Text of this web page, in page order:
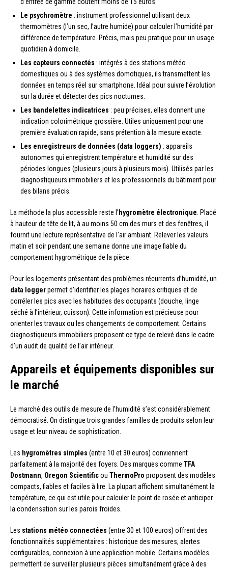
d’entrée de gamme coûtent moins de 15 euros.
Le psychromètre : instrument professionnel utilisant deux
thermomètres (l’un sec, l’autre humide) pour calculer l’humidité par
différence de température. Précis, mais peu pratique pour un usage
quotidien à domicile.
Les capteurs connectés : intégrés à des stations météo
domestiques ou à des systèmes domotiques, ils transmettent les
données en temps réel sur smartphone. Idéal pour suivre l’évolution
sur la durée et détecter des pics nocturnes.
Les bandelettes indicatrices : peu précises, elles donnent une
indication colorimétrique grossière. Utiles uniquement pour une
première évaluation rapide, sans prétention à la mesure exacte.
Les enregistreurs de données (data loggers) : appareils
autonomes qui enregistrent température et humidité sur des
périodes longues (plusieurs jours à plusieurs mois). Utilisés par les
diagnostiqueurs immobiliers et les professionnels du bâtiment pour
des bilans précis.
La méthode la plus accessible reste l’ hygromètre électronique. Placé
à hauteur de tête de lit, à au moins 50 cm des murs et des fenêtres, il
fournit une lecture représentative de l’air ambiant. Relever les valeurs
matin et soir pendant une semaine donne une image fiable du
comportement hygrométrique de la pièce.
Pour les logements présentant des problèmes récurrents d’humidité, un
data loggerpermet d’identifier les plages horaires critiques et de
corréler les pics avec les habitudes des occupants (douche, linge
séché à l’intérieur, cuisson). Cette information est précieuse pour
orienter les travaux ou les changements de comportement. Certains
diagnostiqueurs immobiliers proposent ce type de relevé dans le cadre
d’un audit de qualité de l’air intérieur.
Appareils et équipements disponibles sur
le marché
Le marché des outils de mesure de l’humidité s’est considérablement
démocratisé. On distingue trois grandes familles de produits selon leur
usage et leur niveau de sophistication.
Les hygromètres simples (entre 10 et 30 euros) conviennent
parfaitement à la majorité des foyers. Des marques comme TFA
Dostmann, Oregon Scientificou ThermoPro proposent des modèles
compacts, fiables et faciles à lire. La plupart affichent simultanément la
température, ce qui est utile pour calculer le point de rosée et anticiper
la condensation sur les parois froides.
Les stations météo connectées (entre 30 et 100 euros) offrent des
fonctionnalités supplémentaires : historique des mesures, alertes
configurables, connexion à une application mobile. Certains modèles
permettent de surveiller plusieurs pièces simultanément grâce à des